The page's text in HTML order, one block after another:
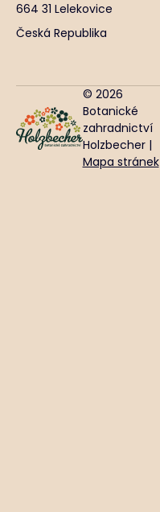
664 31 Lelekovice
Česká Republika
© 2026
Botanické
zahradnictví
Holzbecher |
Mapa stránek